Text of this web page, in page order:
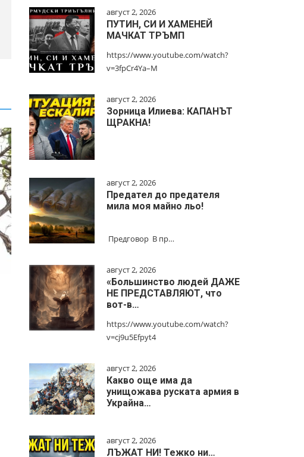
август 2, 2026
ПУТИН, СИ И ХАМЕНЕЙ
МАЧКАТ ТРЪМП
https://www.youtube.com/watch?
v=3fpCr4Ya–M
август 2, 2026
Зорница Илиева: КАПАНЪТ
ЩРАКНА!
август 2, 2026
Предател до предателя
мила моя майно льо!
Предговор В пр…
август 2, 2026
«Большинство людей ДАЖЕ
НЕ ПРЕДСТАВЛЯЮТ, что
вот-в…
https://www.youtube.com/watch?
v=cj9u5Efpyt4
август 2, 2026
Какво още има да
унищожава руската армия в
Украйна…
август 2, 2026
ЛЪЖАТ НИ! Тежко ни…